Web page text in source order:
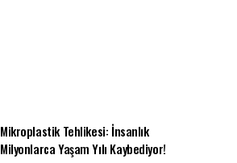
Mikroplastik Tehlikesi: İnsanlık
Milyonlarca Yaşam Yılı Kaybediyor!